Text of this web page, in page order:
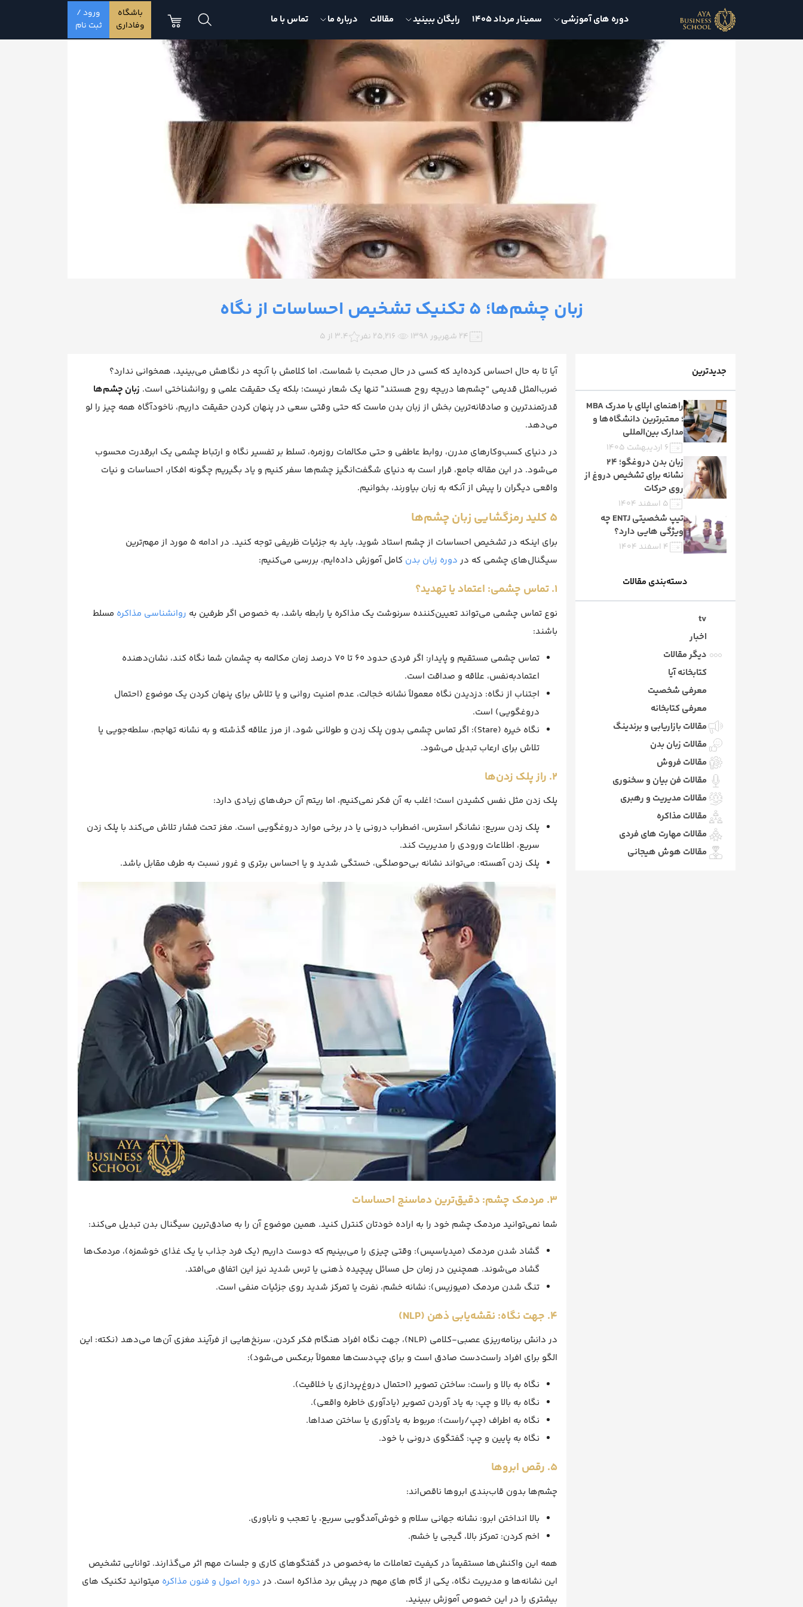
دوره های آموزشی سمینار مرداد 1405 رایگان ببینید مقالات درباره ما تماس با ما
باشگاه
وفاداری
ورود /
ثبت نام
زبان چشم‌ها؛ 5 تکنیک تشخیص احساسات از نگاه
۲۴ شهریور ۱۳۹۸ 25,216 نفر 3.4 از 5
آیا تا‌ به‌ حال احساس کرده‌اید که کسی در حال صحبت با شماست، اما کلامش با آنچه در نگاهش می‌بینید، همخوانی ندارد؟
ضرب‌المثل قدیمی “چشم‌ها دریچه روح هستند” تنها یک شعار نیست؛ بلکه یک حقیقت علمی و روانشناختی است. زبان چشم‌ها
قدرتمندترین و صادقانه‌ترین بخش از زبان بدن ماست که حتی وقتی سعی در پنهان کردن حقیقت داریم، ناخودآگاه همه چیز را لو
می‌دهد.
در دنیای کسب‌وکارهای مدرن، روابط عاطفی و حتی مکالمات روزمره، تسلط بر تفسیر نگاه و ارتباط چشمی یک ابرقدرت محسوب
می‌شود. در این مقاله جامع، قرار است به دنیای شگفت‌انگیز چشم‌ها سفر کنیم و یاد بگیریم چگونه افکار، احساسات و نیات
واقعی دیگران را پیش از آنکه به زبان بیاورند، بخوانیم.
5 کلید رمزگشایی زبان چشم‌ها
برای اینکه در تشخیص احساسات از چشم استاد شوید، باید به جزئیات ظریفی توجه کنید. در ادامه 5 مورد از مهم‌ترین
سیگنال‌های چشمی که در دوره زبان بدن کامل آموزش داده‌ایم، بررسی می‌کنیم:
۱. تماس چشمی: اعتماد یا تهدید؟
نوع تماس چشمی می‌تواند تعیین‌کننده سرنوشت یک مذاکره یا رابطه باشد، به خصوص اگر طرفین به روانشناسی مذاکره مسلط
باشند:
تماس چشمی مستقیم و پایدار: اگر فردی حدود ۶۰ تا ۷۰ درصد زمان مکالمه به چشمان شما نگاه کند، نشان‌دهنده
اعتماد‌به‌نفس، علاقه و صداقت است.
اجتناب از نگاه: دزدیدن نگاه معمولاً نشانه خجالت، عدم امنیت روانی و یا تلاش برای پنهان کردن یک موضوع (احتمال
دروغگویی) است.
نگاه خیره (Stare): اگر تماس چشمی بدون پلک زدن و طولانی شود، از مرز علاقه گذشته و به نشانه تهاجم، سلطه‌جویی یا
تلاش برای ارعاب تبدیل می‌شود.
۲. راز پلک زدن‌ها
پلک زدن مثل نفس کشیدن است؛ اغلب به آن فکر نمی‌کنیم، اما ریتم آن حرف‌های زیادی دارد:
پلک زدن سریع: نشانگر استرس، اضطراب درونی یا در برخی موارد دروغگویی است. مغز تحت فشار تلاش می‌کند با پلک زدن
سریع، اطلاعات ورودی را مدیریت کند.
پلک زدن آهسته: می‌تواند نشانه بی‌حوصلگی، خستگی شدید و یا احساس برتری و غرور نسبت به طرف مقابل باشد.
۳. مردمک چشم: دقیق‌ترین دماسنج احساسات
شما نمی‌توانید مردمک چشم خود را به اراده خودتان کنترل کنید. همین موضوع آن را به صادق‌ترین سیگنال بدن تبدیل می‌کند:
گشاد شدن مردمک (میدیاسیس): وقتی چیزی را می‌بینیم که دوست داریم (یک فرد جذاب یا یک غذای خوشمزه)، مردمک‌ها
گشاد می‌شوند. همچنین در زمان حل مسائل پیچیده ذهنی یا ترس شدید نیز این اتفاق می‌افتد.
تنگ شدن مردمک (میوزیس): نشانه خشم، نفرت یا تمرکز شدید روی جزئیات منفی است.
۴. جهت نگاه: نقشه‌یابی ذهن (NLP)
در دانش برنامه‌ریزی عصبی-کلامی (NLP)، جهت نگاه افراد هنگام فکر کردن، سرنخ‌هایی از فرآیند مغزی آن‌ها می‌دهد (نکته: این
الگو برای افراد راست‌دست صادق است و برای چپ‌دست‌ها معمولاً برعکس می‌شود):
نگاه به بالا و راست: ساختن تصویر (احتمال دروغ‌پردازی یا خلاقیت).
نگاه به بالا و چپ: به یاد آوردن تصویر (یادآوری خاطره واقعی).
نگاه به اطراف (چپ/راست): مربوط به یادآوری یا ساختن صداها.
نگاه به پایین و چپ: گفتگوی درونی با خود.
۵. رقص ابروها
چشم‌ها بدون قاب‌بندی ابروها ناقص‌اند:
بالا انداختن ابرو: نشانه جهانی سلام و خوش‌آمدگویی سریع، یا تعجب و ناباوری.
اخم کردن: تمرکز بالا، گیجی یا خشم.
همه این واکنش‌ها مستقیماً در کیفیت تعاملات ما به‌خصوص در گفتگوهای کاری و جلسات مهم اثر می‌گذارند. توانایی تشخیص
این نشانه‌ها و مدیریت نگاه، یکی از گام های مهم در پیش برد مذاکره است. در دوره اصول و فنون مذاکره میتوانید تکنیک های
بیشتری را در این خصوص آموزش ببینید.
جدیدترین
راهنمای اپلای با مدرک MBA
؛ معتبرترین دانشگاه‌ها و
مدارک بین‌المللی
۶ اردیبهشت ۱۴۰۵
زبان بدن دروغگو؛ 24
نشانه‌ برای تشخیص دروغ از
روی حرکات
۵ اسفند ۱۴۰۴
تیپ شخصیتی ENTJ چه
ویژگی هایی دارد؟
۴ اسفند ۱۴۰۴
دسته‌بندی مقالات
tv
اخبار
دیگر مقالات
کتابخانه آیا
معرفی شخصیت
معرفی کتابخانه
مقالات بازاریابی و برندینگ
مقالات زبان بدن
مقالات فروش
مقالات فن بیان و سخنوری
مقالات مدیریت و رهبری
مقالات مذاکره
مقالات مهارت های فردی
مقالات هوش هیجانی